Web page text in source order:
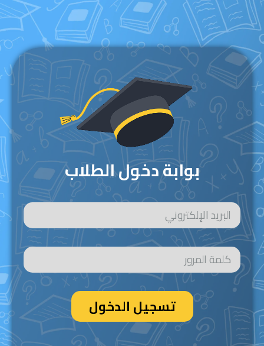
بوابة دخول الطلاب
تسجيل الدخول